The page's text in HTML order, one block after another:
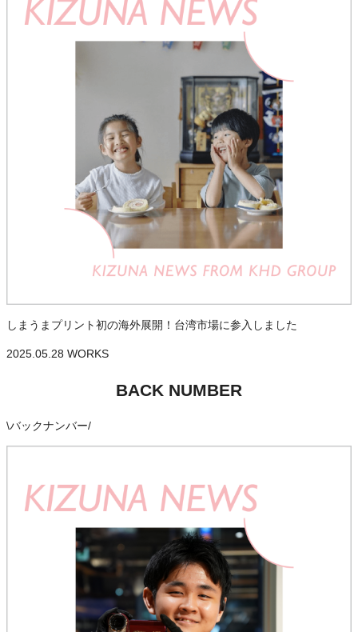
しまうまプリント初の海外展開！台湾市場に参入しました
2025.05.28 WORKS
BACK NUMBER
\バックナンバー/